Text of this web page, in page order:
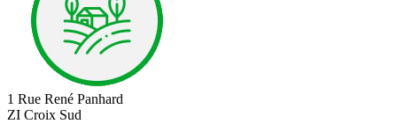
1 Rue René Panhard
ZI Croix Sud